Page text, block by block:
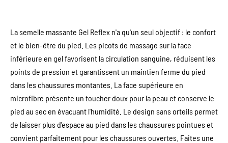
La semelle massante Gel Reflex n'a qu'un seul objectif : le confort
et le bien-être du pied. Les picots de massage sur la face
inférieure en gel favorisent la circulation sanguine, réduisent les
points de pression et garantissent un maintien ferme du pied
dans les chaussures montantes. La face supérieure en
microfibre présente un toucher doux pour la peau et conserve le
pied au sec en évacuant l'humidité. Le design sans orteils permet
de laisser plus d'espace au pied dans les chaussures pointues et
convient parfaitement pour les chaussures ouvertes. Faites une